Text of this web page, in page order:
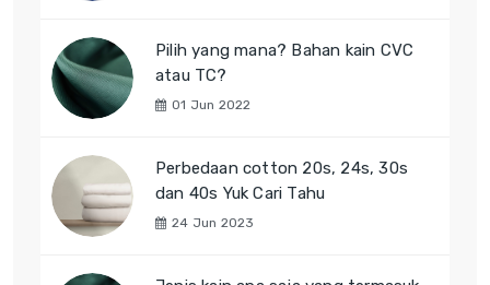
Pilih yang mana? Bahan kain CVC
atau TC?
01 Jun 2022
Perbedaan cotton 20s, 24s, 30s
dan 40s Yuk Cari Tahu
24 Jun 2023